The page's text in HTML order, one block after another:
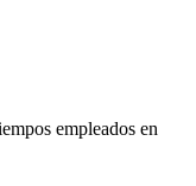
empleados en